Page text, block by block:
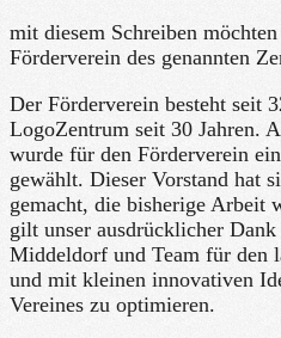
mit diesem Schreiben
Förderverein des genannten
Der Förderverein besteht seit
LogoZentrum seit 30 Jahren.
wurde für den Förderverein
gewählt. Dieser Vorstand hat
gemacht, die bisherige Arbeit
gilt unser ausdrücklicher
Middeldorf und Team für den
und mit kleinen innovativen
Vereines zu optimieren.